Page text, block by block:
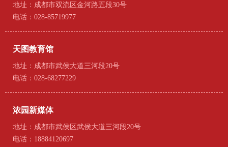
地址：成都市双流区金河路五段30号
电话：028-85719977
天图教育馆
地址：成都市武侯大道三河段20号
电话：028-68277229
浓园新媒体
地址：成都市武侯区武侯大道三河段20号
电话：18884120697